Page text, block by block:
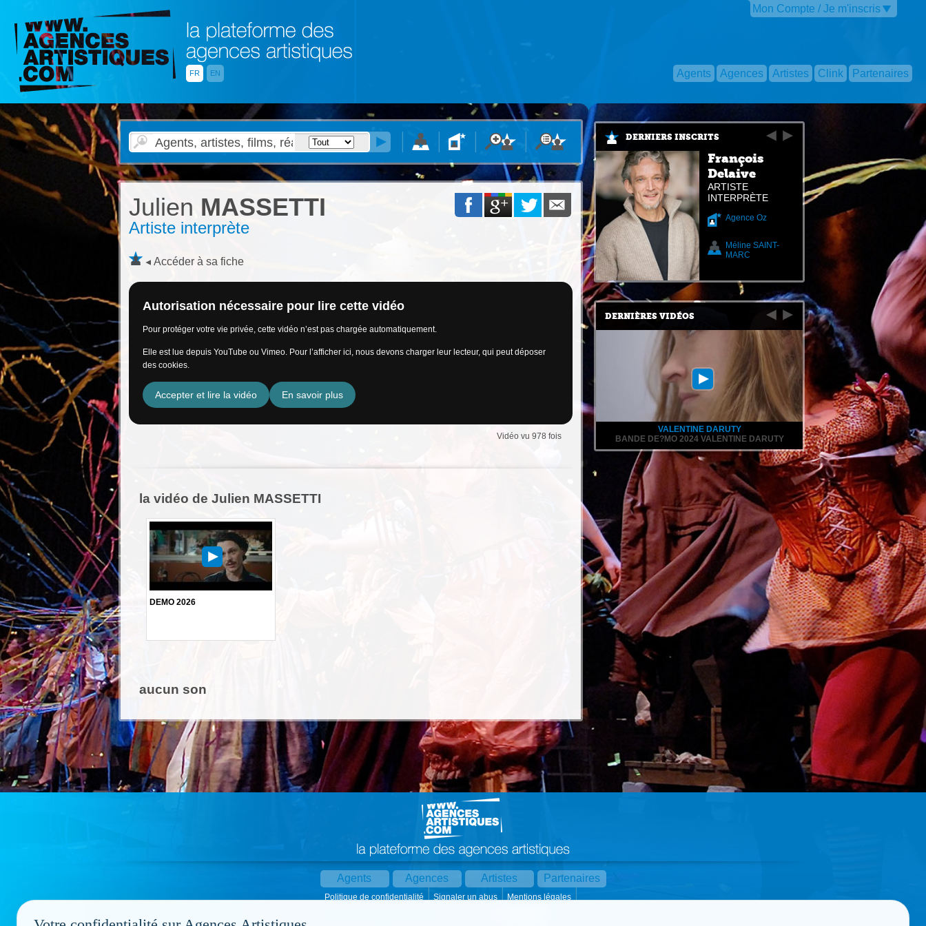
FR EN
Mon Compte / Je m'inscris
Agents Agences Artistes Clink Partenaires
Julien MASSETTI
Artiste interprète
Accéder à sa fiche
Autorisation nécessaire pour lire cette vidéo
Pour protéger votre vie privée, cette vidéo n’est pas chargée automatiquement.
Elle est lue depuis YouTube ou Vimeo. Pour l’afficher ici, nous devons charger leur lecteur, qui peut déposer
des cookies.
Accepter et lire la vidéo En savoir plus
Vidéo vu 978 fois
la vidéo de Julien MASSETTI
DEMO 2026
aucun son
DERNIERS INSCRITS
François
Delaive
ARTISTE
INTERPRÈTE
Agence Oz
Méline SAINT-
MARC
DERNIÈRES VIDÉOS
VALENTINE DARUTY
BANDE DE?MO 2024 VALENTINE DARUTY
Agents Agences Artistes Partenaires
Politique de confidentialité Signaler un abus
Mentions légales